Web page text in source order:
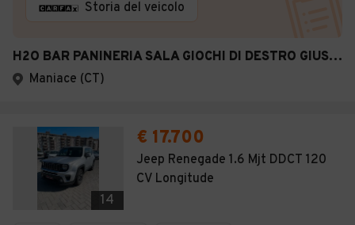
Storia del veicolo
H2O BAR PANINERIA SALA GIOCHI DI DESTRO GIUSEPPE
Maniace (CT)
14
€ 17.700
Jeep Renegade 1.6 Mjt DDCT 120
CV Longitude